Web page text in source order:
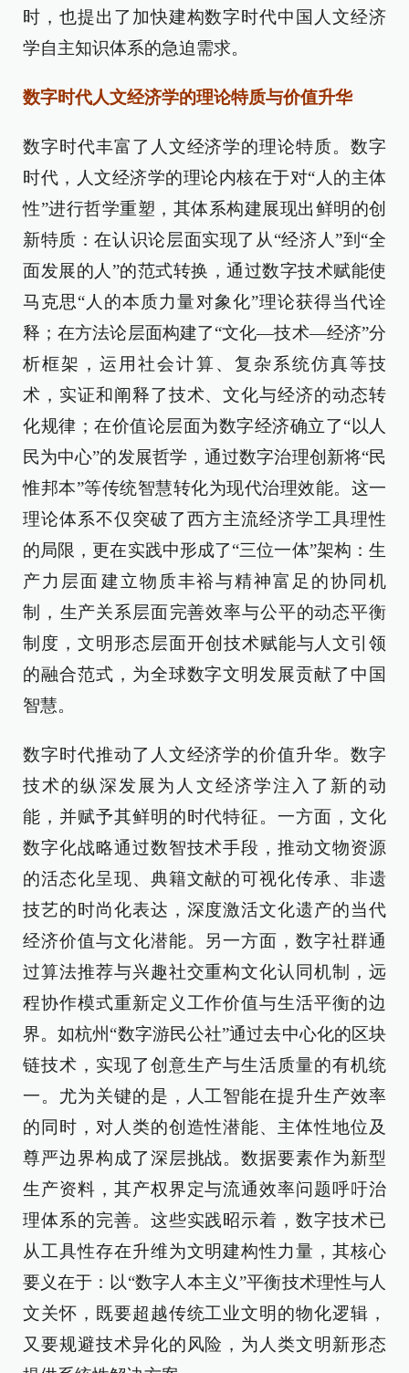
时，也提出了加快建构数字时代中国人文经济
学自主知识体系的急迫需求。
数字时代人文经济学的理论特质与价值升华
数字时代丰富了人文经济学的理论特质。数字
时代，人文经济学的理论内核在于对“人的主体
性”进行哲学重塑，其体系构建展现出鲜明的创
新特质：在认识论层面实现了从“经济人”到“全
面发展的人”的范式转换，通过数字技术赋能使
马克思“人的本质力量对象化”理论获得当代诠
释；在方法论层面构建了“文化—技术—经济”分
析框架，运用社会计算、复杂系统仿真等技
术，实证和阐释了技术、文化与经济的动态转
化规律；在价值论层面为数字经济确立了“以人
民为中心”的发展哲学，通过数字治理创新将“民
惟邦本”等传统智慧转化为现代治理效能。这一
理论体系不仅突破了西方主流经济学工具理性
的局限，更在实践中形成了“三位一体”架构：生
产力层面‌建立物质丰裕与精神富足的协同机
制，‌生产关系层面‌完善效率与公平的动态平衡
制度，‌文明形态层面‌开创技术赋能与人文引领
的融合范式，为全球数字文明发展贡献了中国
智慧。
数字时代推动了人文经济学的价值升华。数字
技术的纵深发展为人文经济学注入了新的动
能，并赋予其鲜明的时代特征。一方面，文化
数字化战略通过数智技术手段，推动文物资源
的活态化呈现、典籍文献的可视化传承、非遗
技艺的时尚化表达，深度激活文化遗产的当代
经济价值与文化潜能。另一方面，数字社群通
过算法推荐与兴趣社交重构文化认同机制，远
程协作模式重新定义工作价值与生活平衡的边
界。如杭州“数字游民公社”通过去中心化的区块
链技术，实现了创意生产与生活质量的有机统
一。尤为关键的是，人工智能在提升生产效率
的同时，对人类的创造性潜能、主体性地位及
尊严边界构成了深层挑战。数据要素作为新型
生产资料，其产权界定与流通效率问题呼吁治
理体系的完善。这些实践昭示着，数字技术已
从工具性存在升维为文明建构性力量，其核心
要义在于：以“数字人本主义”平衡技术理性与人
文关怀，既要超越传统工业文明的物化逻辑，
又要规避技术异化的风险，为人类文明新形态